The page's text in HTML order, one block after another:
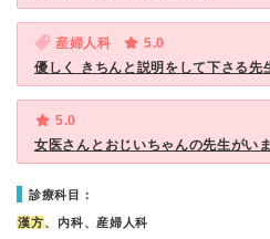
産婦人科
5.0
優しく きちんと説明をして下さる先
5.0
女医さんとおじいちゃんの先生がいま
診療科目：
漢方、内科、産婦人科